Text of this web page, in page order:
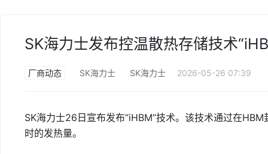
SK海力士发布控温散热存储技术
厂商动态 SK海力士 SK海力士 2026-05-26 07:39
SK海力士26日宣布发布“iHBM”技术。该技术通过在
时的发热量。